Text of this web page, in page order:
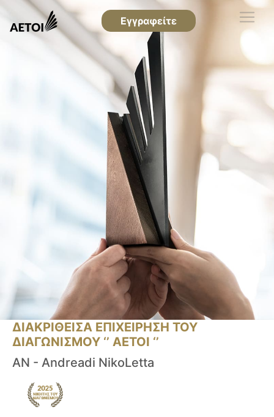
Εγγραφείτε
ΔΙΑΚΡΙΘΕΙΣΑ ΕΠΙΧΕΙΡΗΣΗ ΤΟΥ
ΔΙΑΓΩΝΙΣΜΟΥ ‘’ ΑΕΤΟΙ ‘’
AN - Andreadi NikoLetta